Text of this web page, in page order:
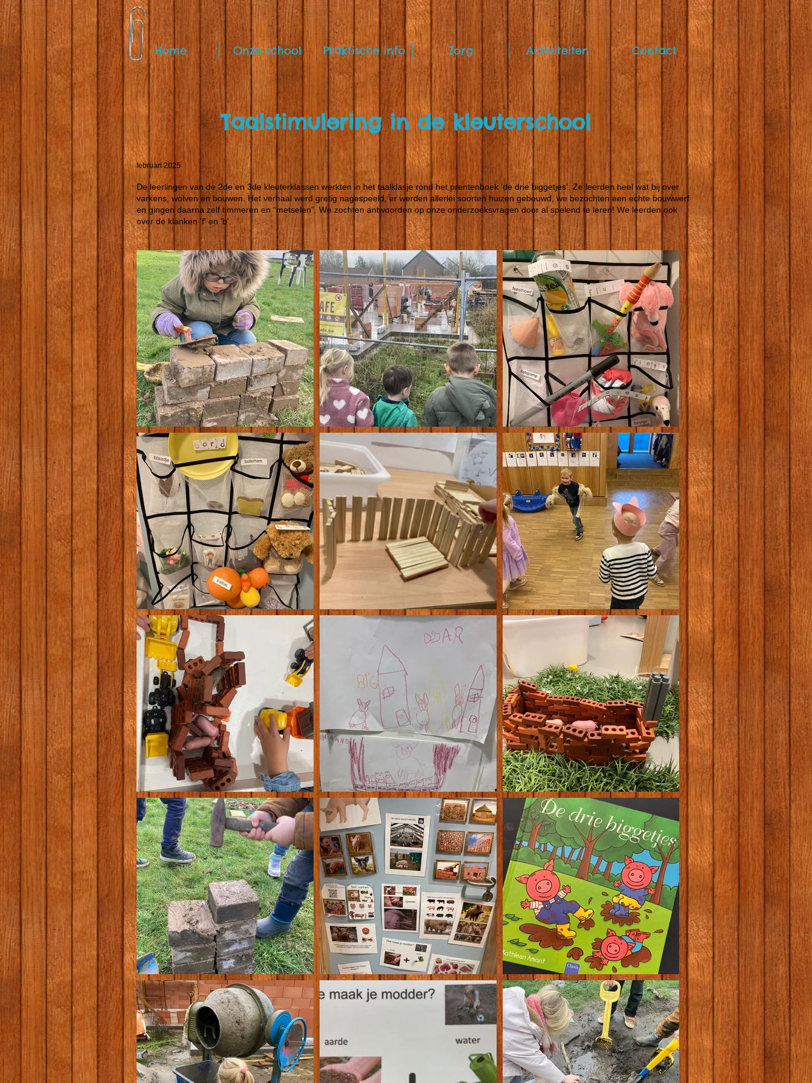
Taalstimulering in de kleuterschool
februari 2025
De leerlingen van de 2de en 3de kleuterklassen werkten in het taalklasje rond het prentenboek ‘de drie biggetjes’. Ze leerden heel wat bij over
varkens, wolven en bouwen. Het verhaal werd gretig nagespeeld, er werden allerlei soorten huizen gebouwd, we bezochten een echte bouwwerf
en gingen daarna zelf timmeren en “metselen”. We zochten antwoorden op onze onderzoeksvragen door al spelend te leren! We leerden ook
over de klanken 'f' en 'b'.
Home Onze school Praktische info Zorg Activiteiten Contact